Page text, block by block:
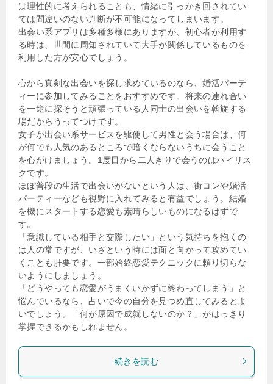
は理性的に考えられることも、情緒に引っかき回されてい
ては間違いのない判断が不可能になってしまいます。
出会い系アプリは多種多様にありますが、初心者が利用す
る時は、世間に周知されていて大手が関係しているものを
利用した方が安心でしょう。
心から真剣な出会いを探し求めているのなら、婚活パーテ
ィーに参加してみることをおすすめです。将来の連れ合い
を一途に探そうと頑張っている人同士の出会いを斡旋する
場だからうってつけです。
女子が出会い系サービスを駆使して男性と会う場合は、何
が何でも人気のあるところで暗くならないうちに会うこと
を心がけましょう。1度目から二人きりで会うのはハイリス
クです。
ほぼ普段の生活で出会いがないという人は、街コンや婚活
パーティーなども視野に入れてみると有益でしょう。結婚
を機にスタートする恋愛も素晴らしいものになるはずで
す。
「意識している相手と交際したい」という気持ちを抱くの
は人の常ですが、いざという時には面と向かって攻めてい
くことも肝要です。一部始終恋愛テクニックに頼り切らな
いようにしましょう。
「どうやっても恋愛がうまくいかずに終わってしまう」と
悩んでいるなら、占いで今の自分を見つめ直してみるとよ
いでしょう。「何が原因で成就しないのか？」がはっきり
掌握できるかもしれません。
続きを読む